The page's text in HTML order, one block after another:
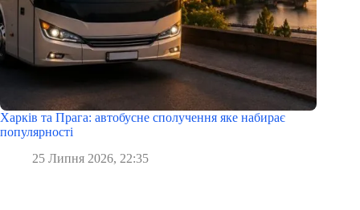
Харків та Прага: автобусне сполучення яке набирає
популярності
25 Липня 2026, 22:35